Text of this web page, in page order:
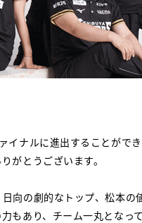
イナルに進出することがで
がとうございます。
向の劇的なトップ、松本の
もあり、チーム一丸となっ